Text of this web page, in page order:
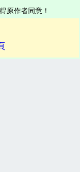
原作者同意！